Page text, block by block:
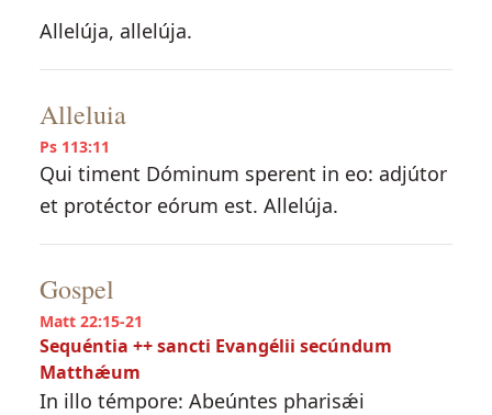
Allelúja, allelúja.
Alleluia
Ps 113:11
Qui timent Dóminum sperent in eo: adjútor
et protéctor eórum est. Allelúja.
Gospel
Matt 22:15-21
Sequéntia ++ sancti Evangélii secúndum
Matthǽum
In illo témpore: Abeúntes pharisǽi